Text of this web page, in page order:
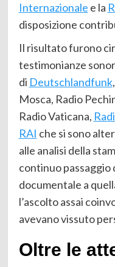
Internazionale e la
disposizione
Il risultato furono
testimonianze
di Deutschlandfunk
Mosca, Radio
Radio Vaticana,
RAI che si sono
alle analisi della
continuo passaggio
documentale a
l’ascolto assai
avevano vissuto
Oltre le